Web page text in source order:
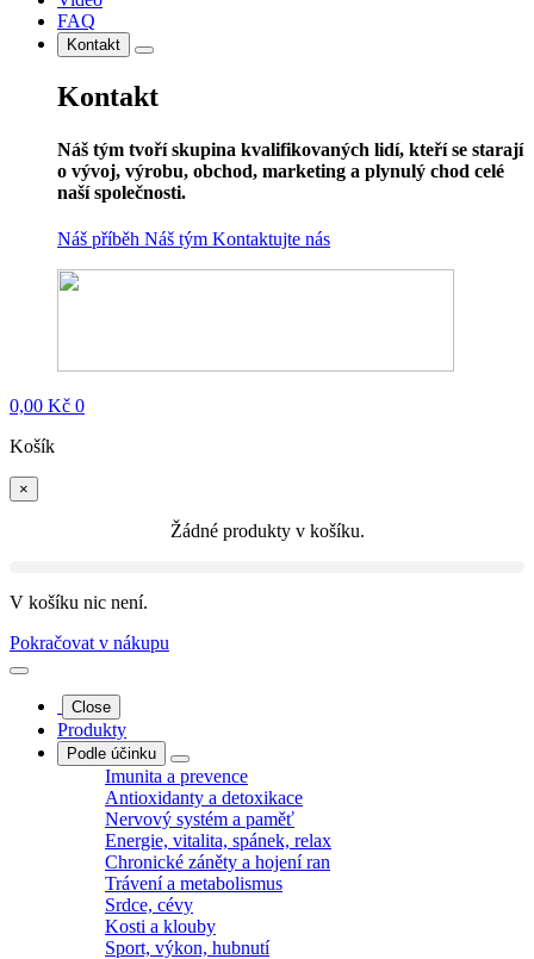
FAQ
Kontakt
Kontakt
Náš tým tvoří skupina kvalifikovaných lidí, kteří se starají
o vývoj, výrobu, obchod, marketing a plynulý chod celé
naší společnosti.
Náš příběh Náš tým Kontaktujte nás
0,00 Kč 0
Košík
×
Žádné produkty v košíku.
V košíku nic není.
Pokračovat v nákupu
Close
Produkty
Podle účinku
Imunita a prevence
Antioxidanty a detoxikace
Nervový systém a paměť
Energie, vitalita, spánek, relax
Chronické záněty a hojení ran
Trávení a metabolismus
Srdce, cévy
Kosti a klouby
Sport, výkon, hubnutí